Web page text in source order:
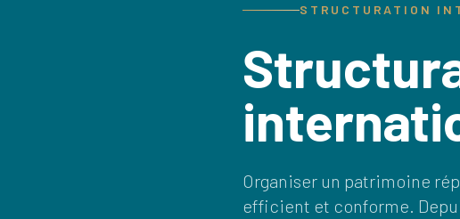
STRUCTURATION
Organiser un patrimoine
efficient et conforme.